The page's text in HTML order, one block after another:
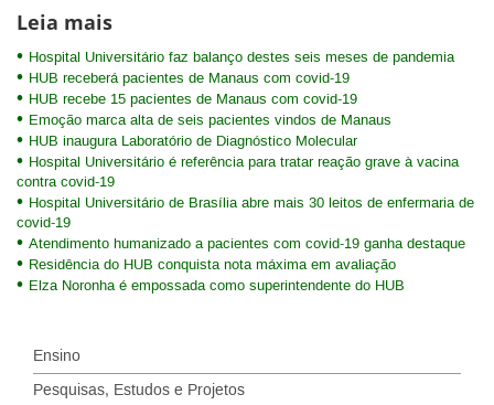
Leia mais
Hospital Universitário faz balanço destes seis meses de pandemia
HUB receberá pacientes de Manaus com covid-19
HUB recebe 15 pacientes de Manaus com covid-19
Emoção marca alta de seis pacientes vindos de Manaus
HUB inaugura Laboratório de Diagnóstico Molecular
Hospital Universitário é referência para tratar reação grave à vacina
contra covid-19
Hospital Universitário de Brasília abre mais 30 leitos de enfermaria de
covid-19
Atendimento humanizado a pacientes com covid-19 ganha destaque
Residência do HUB conquista nota máxima em avaliação
Elza Noronha é empossada como superintendente do HUB
Ensino
Pesquisas, Estudos e Projetos